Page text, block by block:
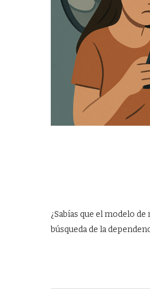
¿Sabías que el modelo
búsqueda de la